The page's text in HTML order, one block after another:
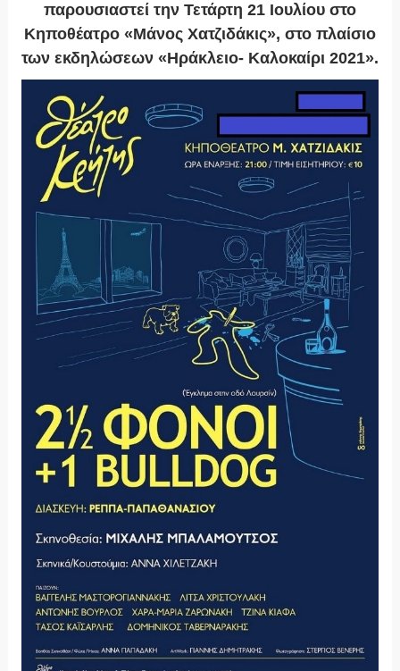
παρουσιαστεί την Τετάρτη 21 Ιουλίου στο
Κηποθέατρο «Μάνος Χατζιδάκις», στο πλαίσιο
των εκδηλώσεων «Ηράκλειο- Καλοκαίρι 2021».